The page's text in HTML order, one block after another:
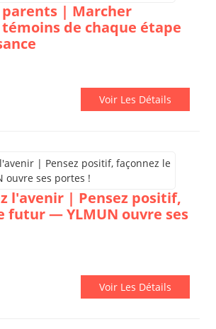
| Marcher
de chaque étape
Voir Les Détails
l'avenir | Pensez positif,
futur — YLMUN ouvre ses
Voir Les Détails